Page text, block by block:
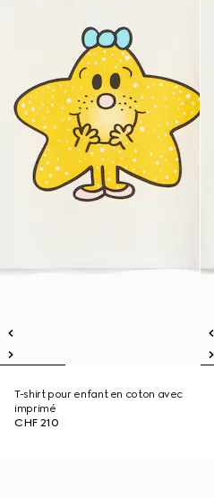
T-shirt pour enfant en coton avec
imprimé
CHF 210